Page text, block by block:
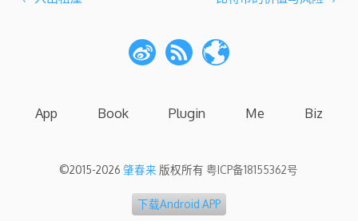
App Book Plugin Me Biz
©2015-2026肇春来 版权所有粤ICP备18155362号
下载Android APP